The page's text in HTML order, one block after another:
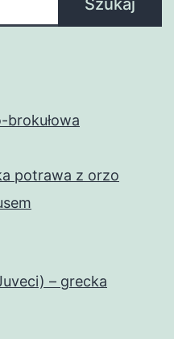
Szukaj
brokułowa
potrawa z orzo
– grecka